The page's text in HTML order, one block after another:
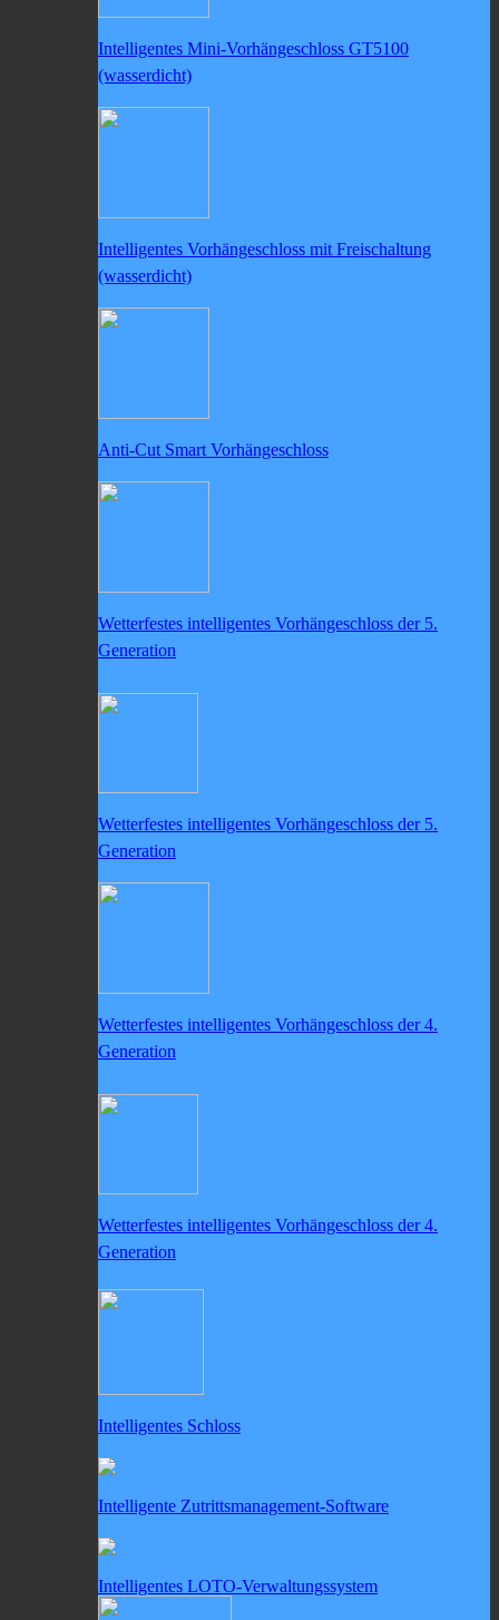
Intelligentes Mini-Vorhängeschloss GT5100
(wasserdicht)
Intelligentes Vorhängeschloss mit Freischaltung
(wasserdicht)
Anti-Cut Smart Vorhängeschloss
Wetterfestes intelligentes Vorhängeschloss der 5.
Generation
Wetterfestes intelligentes Vorhängeschloss der 5.
Generation
Wetterfestes intelligentes Vorhängeschloss der 4.
Generation
Wetterfestes intelligentes Vorhängeschloss der 4.
Generation
Intelligentes Schloss
Intelligente Zutrittsmanagement-Software
Intelligentes LOTO-Verwaltungssystem